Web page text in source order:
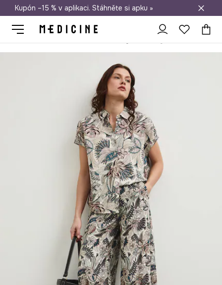
Doprava zdarma při nákupu nad 1 200 Kč
Kupón –15 % v aplikaci. Stáhněte si apku »